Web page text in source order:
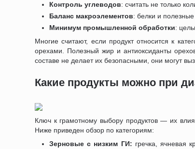
Контроль углеводов: считать не только
Баланс макроэлементов: белки и
Минимум промышленной обработки:
Многие считают, если продукт относится к
орехами. Полезный жир и антиоксиданты
составе не делает их безопасными, они могут
Какие продукты можно при
Ключ к грамотному выбору продуктов — их
Ниже приведен обзор по категориям:
Зерновые с низким ГИ: гречка, ячневая